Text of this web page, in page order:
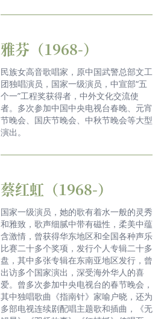
雅芬（1968-）
民族女高音歌唱家，原中国武警总部文工
团独唱演员，国家一级演员，中宣部“五
个一”工程奖获得者，中外文化交流使
者。多次参加中国中央电视台春晚、元宵
节晚会、国庆节晚会、中秋节晚会等大型
演出。
蔡红虹（1968-）
国家一级演员，她的歌有着水一般的灵秀
和雅致，歌声细腻中带有磁性，柔美中蕴
含激情，曾获得华东地区和全国各种声乐
比赛二十多个奖项，发行个人专辑二十多
盘，其中多张专辑在东南亚地区发行，曾
出访多个国家演出，深受海外华人的喜
爱。曾多次参加中央电视台的春节晚会，
其中独唱歌曲《指南针》家喻户晓，还为
多部电视连续剧配唱主题歌和插曲，《无